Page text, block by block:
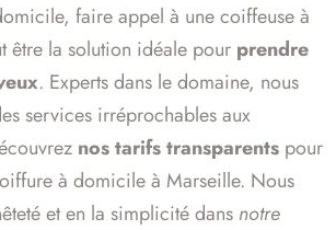
faire appel à une coiffeuse à
être la solution idéale pour prendre
. Experts dans le domaine, nous
services irréprochables aux
nos tarifs transparents pour
à domicile à Marseille. Nous
et en la simplicité dans notre